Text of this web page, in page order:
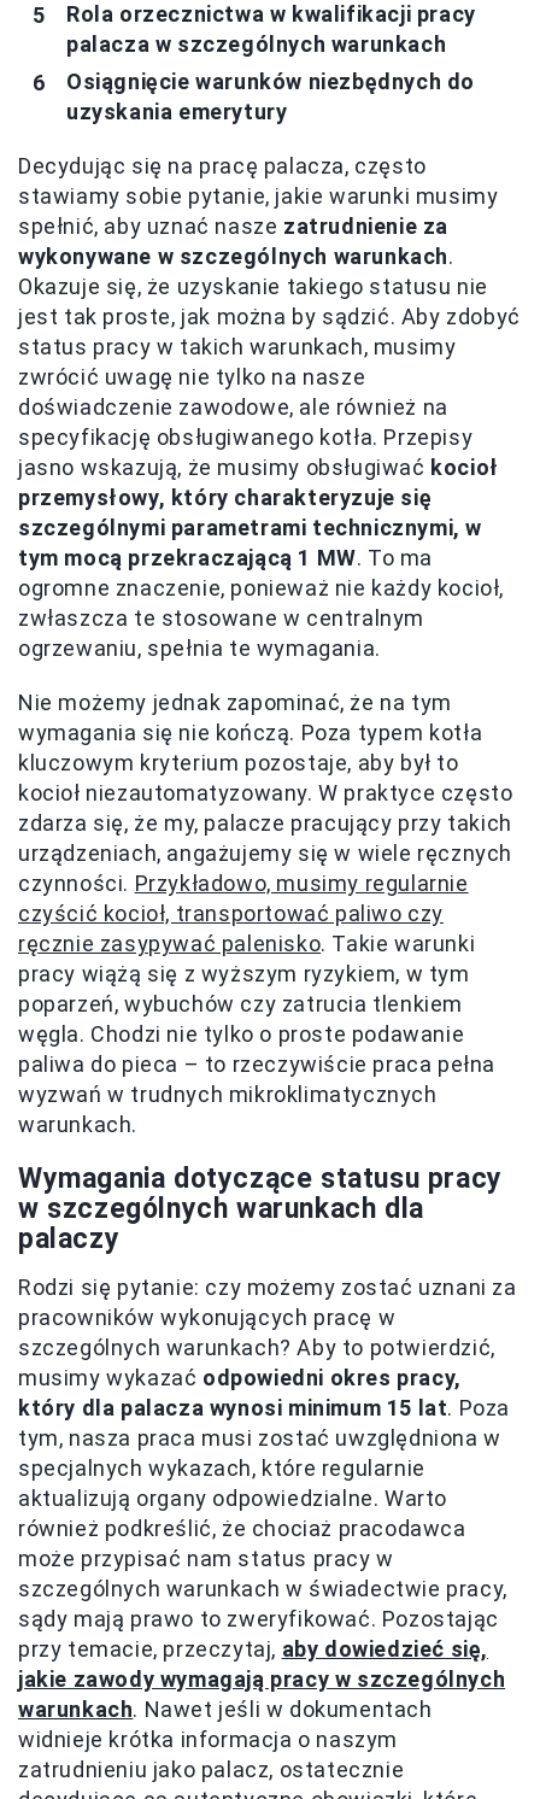
Rola orzecznictwa w kwalifikacji pracy
palacza w szczególnych warunkach
Osiągnięcie warunków niezbędnych do
uzyskania emerytury
Decydując się na pracę palacza, często
stawiamy sobie pytanie, jakie warunki musimy
spełnić, aby uznać nasze zatrudnienie za
wykonywane w szczególnych warunkach.
Okazuje się, że uzyskanie takiego statusu nie
jest tak proste, jak można by sądzić. Aby zdobyć
status pracy w takich warunkach, musimy
zwrócić uwagę nie tylko na nasze
doświadczenie zawodowe, ale również na
specyfikację obsługiwanego kotła. Przepisy
jasno wskazują, że musimy obsługiwać kocioł
przemysłowy, który charakteryzuje się
szczególnymi parametrami technicznymi, w
tym mocą przekraczającą 1 MW. To ma
ogromne znaczenie, ponieważ nie każdy kocioł,
zwłaszcza te stosowane w centralnym
ogrzewaniu, spełnia te wymagania.
Nie możemy jednak zapominać, że na tym
wymagania się nie kończą. Poza typem kotła
kluczowym kryterium pozostaje, aby był to
kocioł niezautomatyzowany. W praktyce często
zdarza się, że my, palacze pracujący przy takich
urządzeniach, angażujemy się w wiele ręcznych
czynności. Przykładowo, musimy regularnie
czyścić kocioł, transportować paliwo czy
ręcznie zasypywać palenisko. Takie warunki
pracy wiążą się z wyższym ryzykiem, w tym
poparzeń, wybuchów czy zatrucia tlenkiem
węgla. Chodzi nie tylko o proste podawanie
paliwa do pieca – to rzeczywiście praca pełna
wyzwań w trudnych mikroklimatycznych
warunkach.
Wymagania dotyczące statusu pracy
w szczególnych warunkach dla
palaczy
Rodzi się pytanie: czy możemy zostać uznani za
pracowników wykonujących pracę w
szczególnych warunkach? Aby to potwierdzić,
musimy wykazać odpowiedni okres pracy,
który dla palacza wynosi minimum 15 lat. Poza
tym, nasza praca musi zostać uwzględniona w
specjalnych wykazach, które regularnie
aktualizują organy odpowiedzialne. Warto
również podkreślić, że chociaż pracodawca
może przypisać nam status pracy w
szczególnych warunkach w świadectwie pracy,
sądy mają prawo to zweryfikować. Pozostając
przy temacie, przeczytaj, aby dowiedzieć się,
jakie zawody wymagają pracy w szczególnych
warunkach. Nawet jeśli w dokumentach
widnieje krótka informacja o naszym
zatrudnieniu jako palacz, ostatecznie